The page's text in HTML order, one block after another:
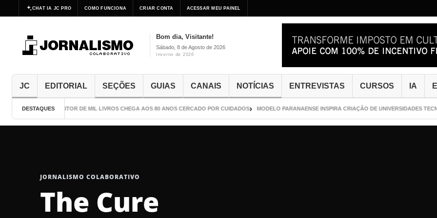
CHAT IA JC PRO COMO FUNCIONA CRIAR CONTA ACESSAR MEU PAINEL
Bom dia, Visitante!
Sábado, 8 de Agosto de 2026
Inverno de 2026
JC EDITORIAL SEÇÕES GUIAS CANAIS NOTÍCIAS ENTREVISTAS CURSOS IA
DESTAQUESO ESCRITOR DE MIL LIVROS CHEGA AOS 80 ANOS CERCADO POR CUIDADOS MODELO PARANAENSE INSPIRA CRIAÇÃO DE UNIVERSIDADES
JORNALISMO COLABORATIVO
The Cure